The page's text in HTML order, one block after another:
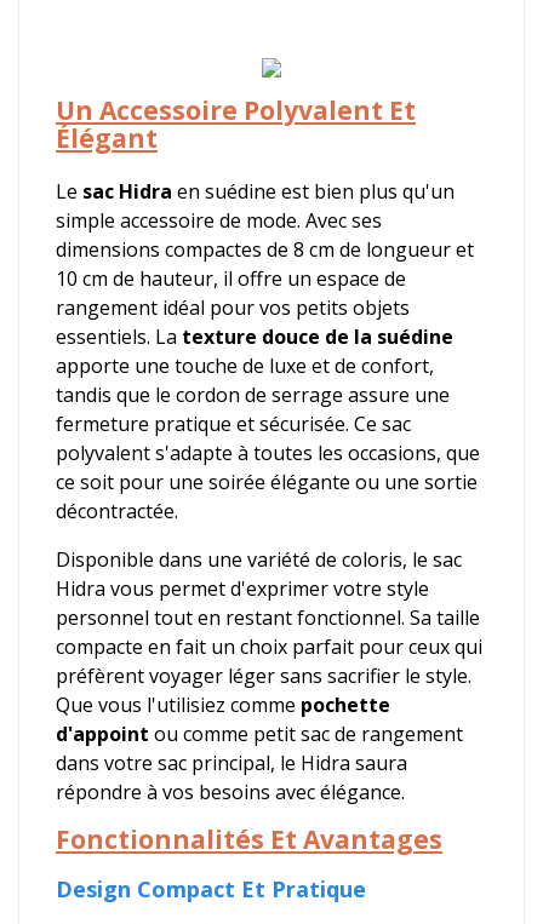
Un Accessoire Polyvalent Et
Élégant
Le sac Hidra en suédine est bien plus qu'un
simple accessoire de mode. Avec ses
dimensions compactes de 8 cm de longueur et
10 cm de hauteur, il offre un espace de
rangement idéal pour vos petits objets
essentiels. La texture douce de la suédine
apporte une touche de luxe et de confort,
tandis que le cordon de serrage assure une
fermeture pratique et sécurisée. Ce sac
polyvalent s'adapte à toutes les occasions, que
ce soit pour une soirée élégante ou une sortie
décontractée.
Disponible dans une variété de coloris, le sac
Hidra vous permet d'exprimer votre style
personnel tout en restant fonctionnel. Sa taille
compacte en fait un choix parfait pour ceux qui
préfèrent voyager léger sans sacrifier le style.
Que vous l'utilisiez comme pochette
d'appoint ou comme petit sac de rangement
dans votre sac principal, le Hidra saura
répondre à vos besoins avec élégance.
Fonctionnalités Et Avantages
Design Compact Et Pratique